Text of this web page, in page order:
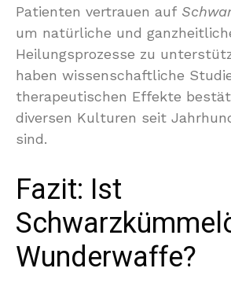
Patienten vertrauen auf
um natürliche und
Heilungsprozesse zu
haben wissenschaftliche
therapeutischen Effekte
diversen Kulturen seit
sind.
Fazit: Ist
Wunderwaffe?